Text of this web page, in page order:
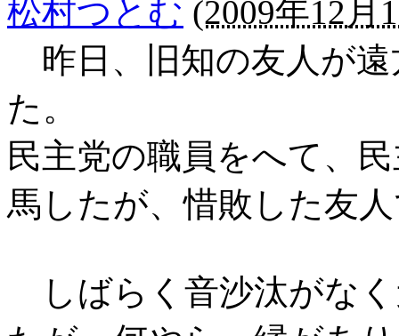
松村つとむ (2009年12月
昨日、旧知の友人が
た。
民主党の職員をへて、
馬したが、惜敗した友
しばらく音沙汰がな